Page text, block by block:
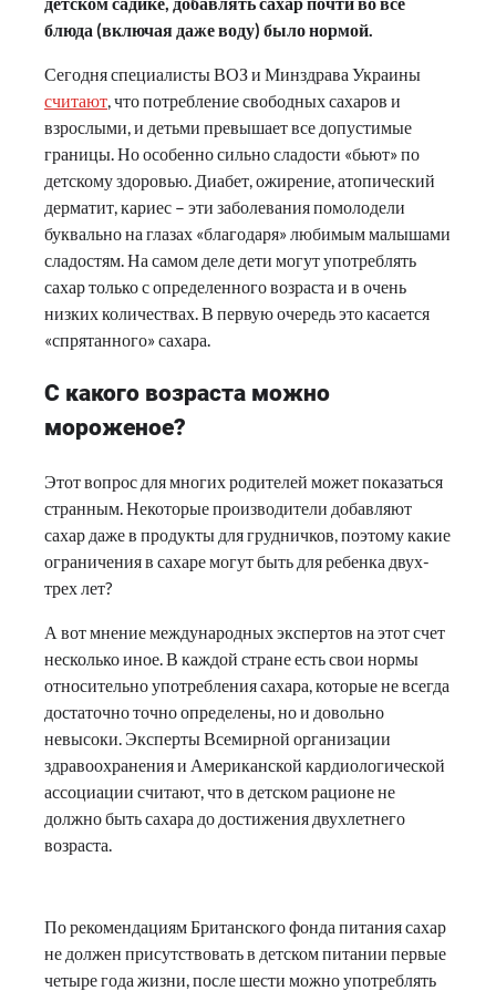
блюда (включая даже воду) было нормой.
Сегодня специалисты ВОЗ и Минздрава Украины
считают, что потребление свободных сахаров и
взрослыми, и детьми превышает все допустимые
границы. Но особенно сильно сладости «бьют» по
детскому здоровью. Диабет, ожирение, атопический
дерматит, кариес – эти заболевания помолодели
буквально на глазах «благодаря» любимым малышами
сладостям. На самом деле дети могут употреблять
сахар только с определенного возраста и в очень
низких количествах. В первую очередь это касается
«спрятанного» сахара.
С какого возраста можно
мороженое?
Этот вопрос для многих родителей может показаться
странным. Некоторые производители добавляют
сахар даже в продукты для грудничков, поэтому какие
ограничения в сахаре могут быть для ребенка двух-
трех лет?
А вот мнение международных экспертов на этот счет
несколько иное. В каждой стране есть свои нормы
относительно употребления сахара, которые не всегда
достаточно точно определены, но и довольно
невысоки. Эксперты Всемирной организации
здравоохранения и Американской кардиологической
ассоциации считают, что в детском рационе не
должно быть сахара до достижения двухлетнего
возраста.
По рекомендациям Британского фонда питания сахар
не должен присутствовать в детском питании первые
четыре года жизни, после шести можно употреблять